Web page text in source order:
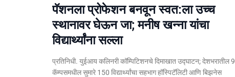
पॅशनला प्रोफेशन बनवून स्वत:ला उच्च
स्थानावर घेऊन जा; मनीष खन्ना यांचा
विद्यार्थ्यांना सल्ला
प्रतिनिधी. युईआय कलिनरी कॉम्पिटिशनचे दिमाखात उद्घाटन; देशभरातील 9
कॅम्पसमधील सुमारे 150 विद्यार्थ्यांचा सहभाग हॉस्पिटॅलिटी आणि बिझनेस